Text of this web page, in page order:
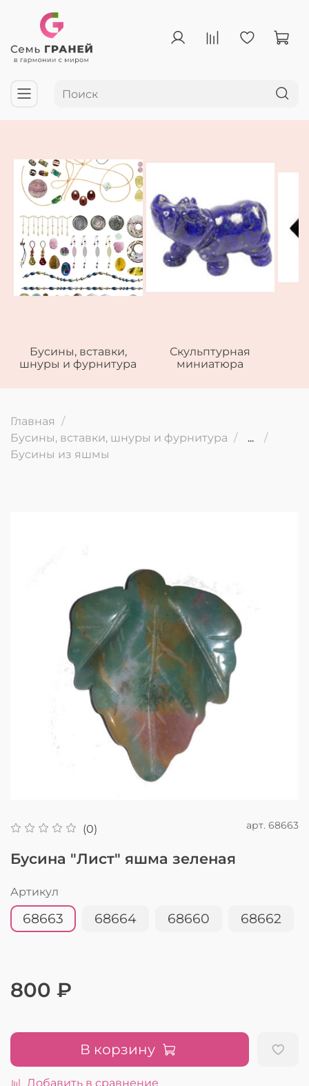
Бусины, вставки,
шнуры и фурнитура
Скульптурная
миниатюра
Главная
Бусины, вставки, шнуры и фурнитура
...
Бусины из яшмы
(0) арт. 68663
Бусина "Лист" яшма зеленая
Артикул
68663 68664 68660 68662
800 ₽
В корзину
Добавить в сравнение